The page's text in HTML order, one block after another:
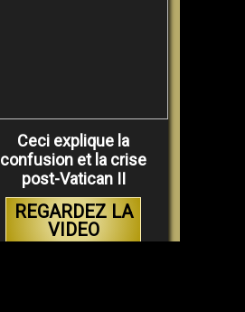
Ceci explique la
confusion et la crise
post-Vatican II
REGARDEZ LA
VIDEO